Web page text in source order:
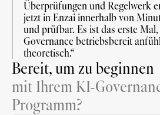
Überprüfungen und Regelwerk
jetzt in Enzai innerhalb von
und prüfbar. Es ist das erste
Governance betriebsbereit
theoretisch.“
Bereit, um zu beginnen
mit Ihrem KI-
Programm?